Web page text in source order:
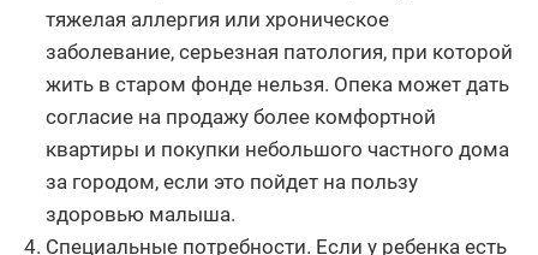
тяжелая аллергия или хроническое
заболевание, серьезная патология, при которой
жить в старом фонде нельзя. Опека может дать
согласие на продажу более комфортной
квартиры и покупки небольшого частного дома
за городом, если это пойдет на пользу
здоровью малыша.
Специальные потребности. Если у ребенка есть